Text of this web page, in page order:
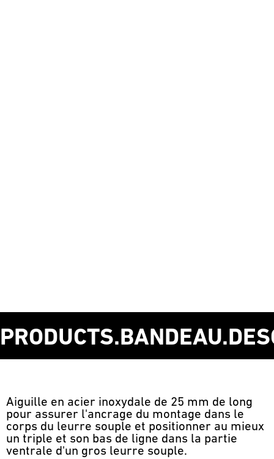
Aiguille en acier inoxydale de 25 mm de long
pour assurer l'ancrage du montage dans le
corps du leurre souple et positionner au mieux
un triple et son bas de ligne dans la partie
ventrale d'un gros leurre souple.